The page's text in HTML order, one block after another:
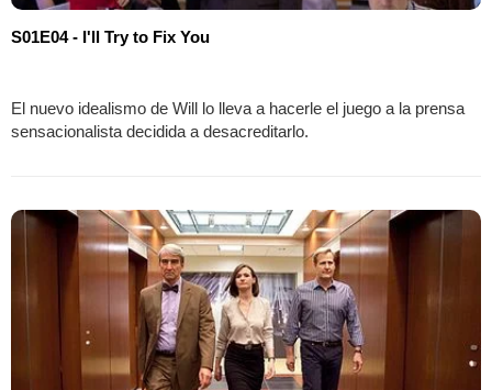
S01E04 - I'll Try to Fix You
El nuevo idealismo de Will lo lleva a hacerle el juego a la prensa
sensacionalista decidida a desacreditarlo.